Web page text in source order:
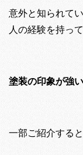
意外と知られて
人の経験を持っ
塗装の印象が強
一部ご紹介すると